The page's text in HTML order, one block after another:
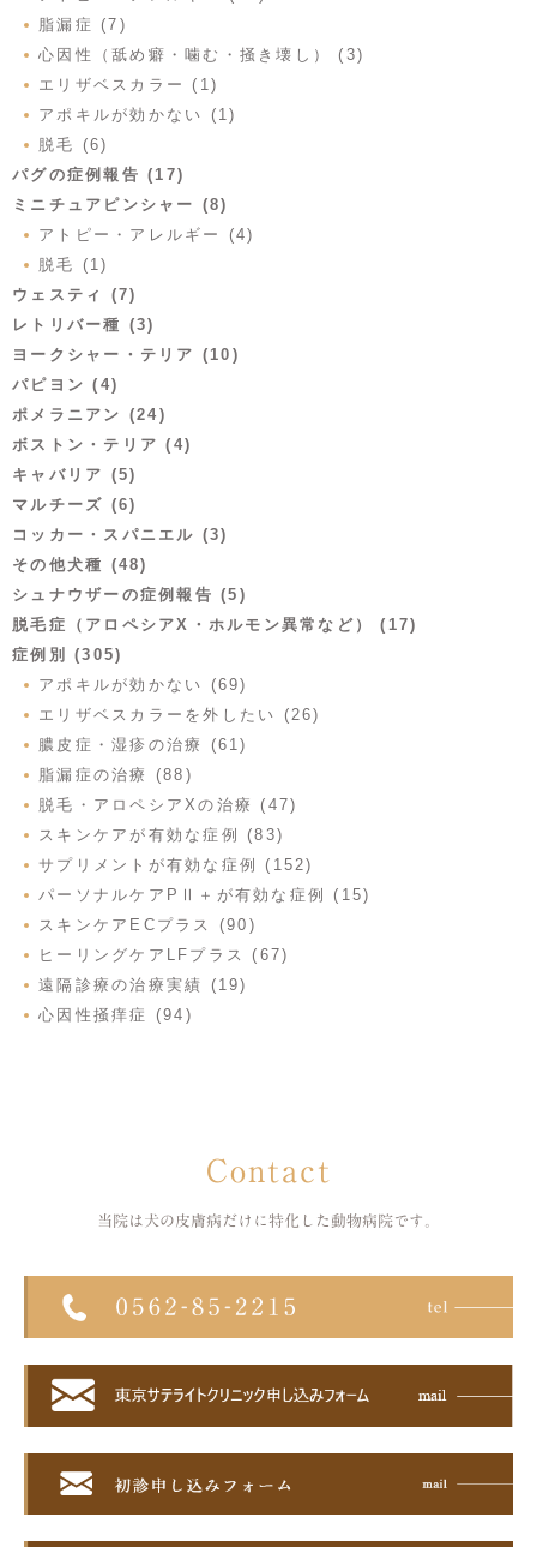
脂漏症 (7)
心因性（舐め癖・噛む・掻き壊し） (3)
エリザベスカラー (1)
アポキルが効かない (1)
脱毛 (6)
パグの症例報告 (17)
ミニチュアピンシャー (8)
アトピー・アレルギー (4)
脱毛 (1)
ウェスティ (7)
レトリバー種 (3)
ヨークシャー・テリア (10)
パピヨン (4)
ポメラニアン (24)
ボストン・テリア (4)
キャバリア (5)
マルチーズ (6)
コッカー・スパニエル (3)
その他犬種 (48)
シュナウザーの症例報告 (5)
脱毛症（アロペシアX・ホルモン異常など） (17)
症例別 (305)
アポキルが効かない (69)
エリザベスカラーを外したい (26)
膿皮症・湿疹の治療 (61)
脂漏症の治療 (88)
脱毛・アロペシアXの治療 (47)
スキンケアが有効な症例 (83)
サプリメントが有効な症例 (152)
パーソナルケアPⅡ＋が有効な症例 (15)
スキンケアECプラス (90)
ヒーリングケアLFプラス (67)
遠隔診療の治療実績 (19)
心因性掻痒症 (94)
Contact
当院は犬の皮膚病だけに特化した 動物病院です。